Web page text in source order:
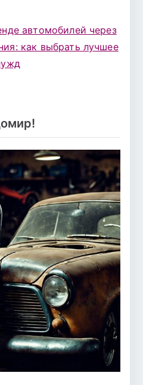
автомобилей через
как выбрать лучшее